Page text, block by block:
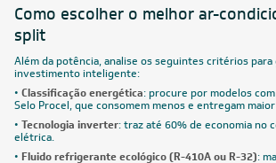
Como escolher o melhor ar-
split
Além da potência, analise os seguintes critérios
investimento inteligente:
• Classificação energética: procure por modelos
Selo Procel, que consomem menos e entregam
• Tecnologia inverter: traz até 60% de economia no
elétrica.
• Fluido refrigerante ecológico (R-410A ou R-32):